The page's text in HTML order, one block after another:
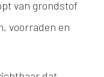
van grondstof
voorraden en